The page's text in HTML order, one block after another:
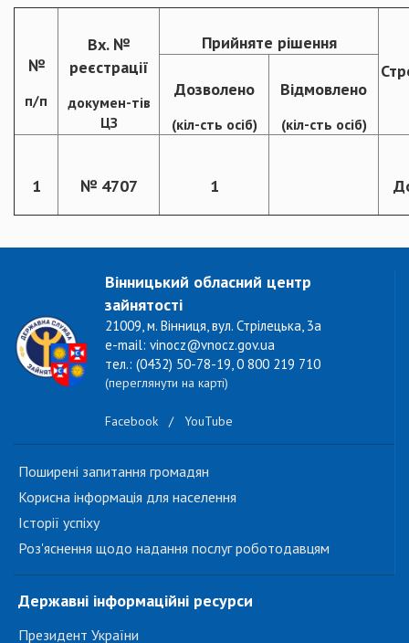
№
п/п
Вх. №
реєстрації
докумен-тів
ЦЗ
Прийняте рішення
Дозволено
(кіл-сть осіб)
Відмовлено
(кіл-сть осіб)
1 № 4707 1
Вінницький обласний центр
зайнятості
21009, м. Вінниця, вул. Стрілецька, 3а
e-mail: vinocz@vnocz.gov.ua
тел.: (0432) 50-78-19, 0 800 219 710
(переглянути на карті)
Facebook / YouTube
Поширені запитання громадян
Корисна інформація для населення
Історії успіху
Роз'яснення щодо надання послуг роботодавцям
Державні інформаційні ресурси
Президент України